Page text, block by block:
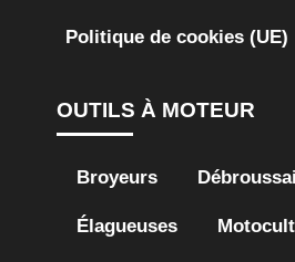
Politique de cookies (UE)
OUTILS À MOTEUR
Broyeurs
Élagueuses